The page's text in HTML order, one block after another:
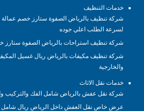
خدمات التنظيف
شركة تنظيف بالرياض الصفوة ستارز خصم عمالة
لسرعة الطلب اعلي جوده
شركة تنظيف استراحات بالرياض الصفوة ستارز
شركة تنظيف مكيفات بالرياض ريال غسيل
والخارجية
خدمات نقل الاثاث
شركة نقل عفش بالرياض شامل الفك والتركيب
عرض خاص نقل العفش داخل الرياض ريال شامل